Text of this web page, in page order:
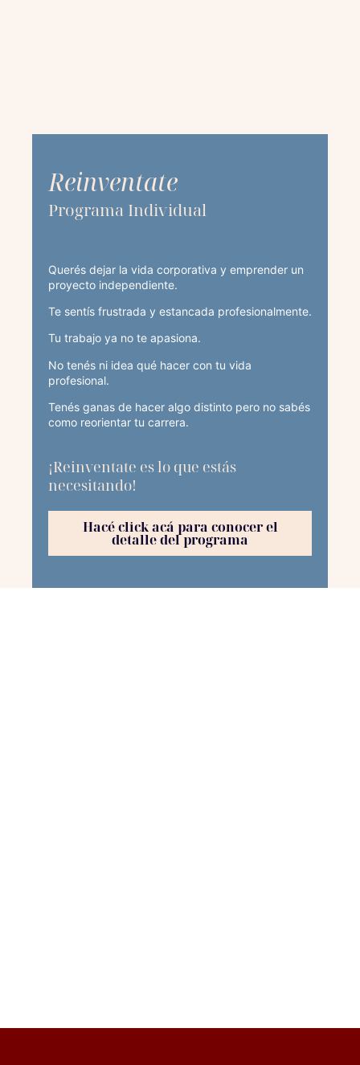
Reinventate
Programa Individual
Querés dejar la vida corporativa y emprender un
proyecto independiente.
Te sentís frustrada y estancada profesionalmente.
Tu trabajo ya no te apasiona.
No tenés ni idea qué hacer con tu vida
profesional.
Tenés ganas de hacer algo distinto pero no sabés
como reorientar tu carrera.
¡Reinventate es lo que estás
necesitando!
Hacé click acá para conocer el
detalle del programa